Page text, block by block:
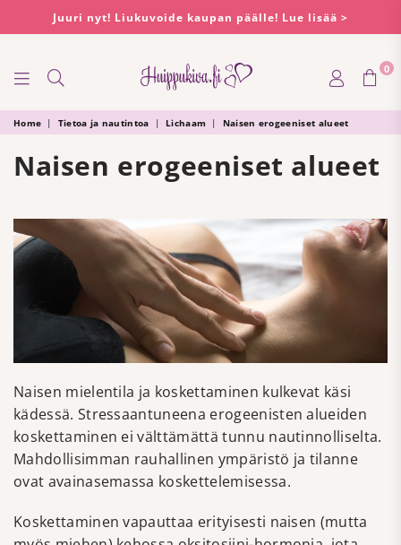
Juuri nyt! Liukuvoide kaupan päälle! Lue lisää >
HUIPPUKIVA
0
Home | Tietoa ja nautintoa | Lichaam | Naisen erogeeniset alueet
Naisen erogeeniset alueet
Naisen mielentila ja koskettaminen kulkevat käsi
kädessä. Stressaantuneena erogeenisten alueiden
koskettaminen ei välttämättä tunnu nautinnolliselta.
Mahdollisimman rauhallinen ympäristö ja tilanne
ovat avainasemassa koskettelemisessa.
Koskettaminen vapauttaa erityisesti naisen (mutta